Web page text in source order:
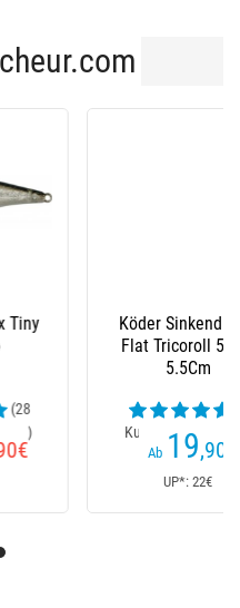
Blattspinner Blue Fox
Vibrax Original Ohne
(6
Kundenrezensionen)
6